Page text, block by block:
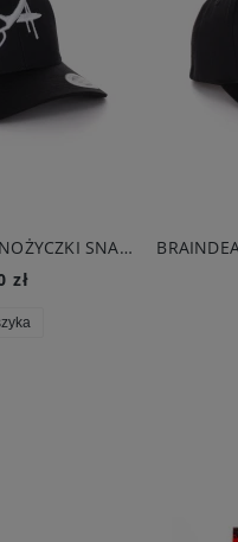
DEMONOLOGIA - NOŻYCZKI SNAPBACK CZARNY
zł